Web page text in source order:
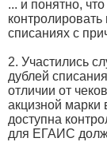
... и понятно,
списаниях с
2. Участились
дублей
отличии от
акцизной
доступна
для ЕГАИС